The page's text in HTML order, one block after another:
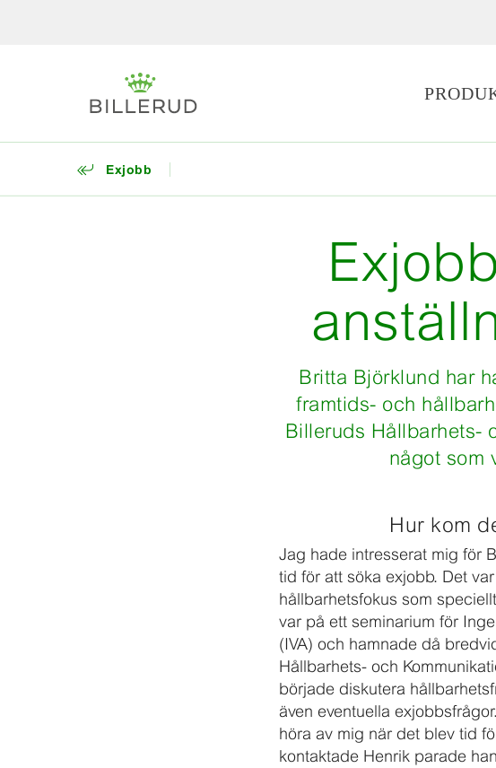
Exjobb
Britta Björklund har
framtids- och
Billeruds Hållbarhets-
något som
Hur kom
Jag hade intresserat mig för
tid för att söka exjobb. Det
hållbarhetsfokus som
var på ett seminarium för
(IVA) och hamnade då
Hållbarhets- och
började diskutera
även eventuella
höra av mig när det blev tid
kontaktade Henrik parade